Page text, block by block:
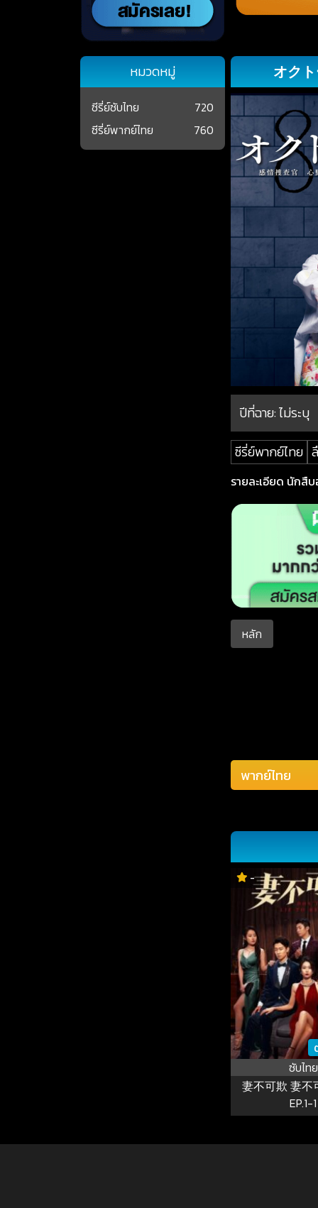
オク
ปีที่ฉาย:ไม่ระบุ
ซีรี่ย์พากย์ไทย
รายละเอียด นักสื
หลัก
หมวดหมู่
ซีรี่ย์ซับไทย
720
ซีรี่ย์พากย์ไทย
760
-
ซับไทย
妻不可欺 妻不
EP.1-1